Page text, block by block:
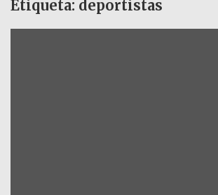
Etiqueta: deportistas